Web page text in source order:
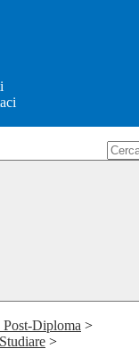
Diploma >
>